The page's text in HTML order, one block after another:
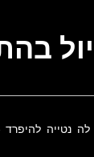
לה נטייה